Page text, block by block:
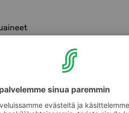
tehtyä perunasalaattia, kinkku-
leipää ja